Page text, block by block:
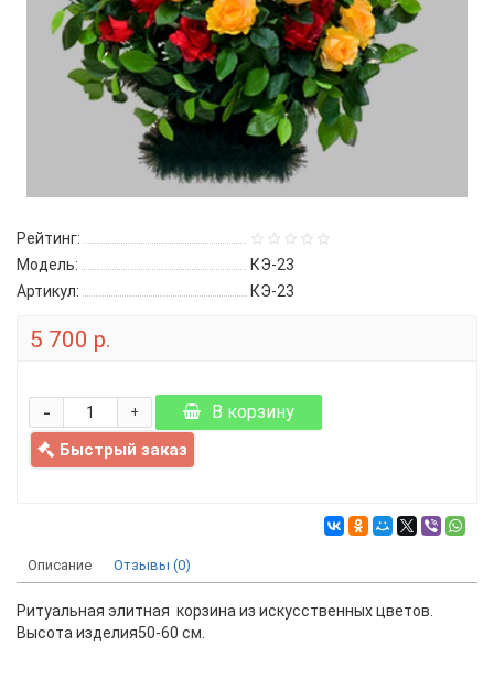
Рейтинг:
Модель:
КЭ-23
Артикул:
КЭ-23
5 700 р.
+
- В корзину
Быстрый заказ
Описание Отзывы (0)
Ритуальная элитная корзина из искусственных цветов.
Высота изделия50-60 см.